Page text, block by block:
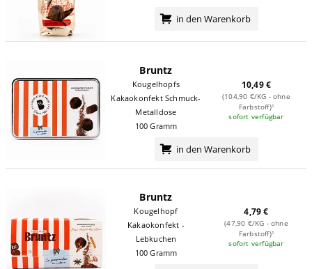
in den Warenkorb
Bruntz
Kougelhopfs
Kakaokonfekt Schmuck-
Metalldose
100 Gramm
10,49 €
(104,90 €/KG - ohne
Farbstoff)¹
sofort verfügbar
in den Warenkorb
Bruntz
Kougelhopf
Kakaokonfekt -
Lebkuchen
100 Gramm
4,79 €
(47,90 €/KG - ohne
Farbstoff)¹
sofort verfügbar